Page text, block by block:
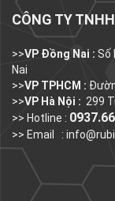
CÔNG TY
>>VP Đồng Nai : Số
Nai
>>VP TPHCM :
>>VP Hà Nội : 299
>> Hotline :
>> Email :